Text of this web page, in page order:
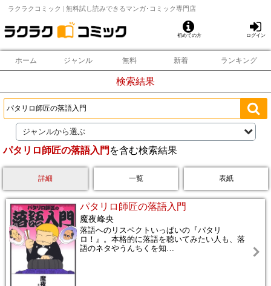
ラクラクコミック | 無料試し読みできるマンガ･コミック専門店
初めての方 ログイン
ホーム ジャンル 無料 新着 ランキング
検索結果
ジャンルから選ぶ
パタリロ師匠の落語入門 を含む検索結果
詳細 一覧 表紙
パタリロ師匠の落語入門
魔夜峰央
落語へのリスペクトいっぱいの『パタリ
ロ！』。本格的に落語を聴いてみたい人も、落
語のネタやうんちくを知…